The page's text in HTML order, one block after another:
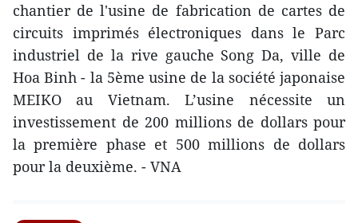
chantier de l'usine de fabrication de cartes de
circuits imprimés électroniques dans le Parc
industriel de la rive gauche Song Da, ville de
Hoa Binh - la 5ème usine de la société japonaise
MEIKO au Vietnam. L’usine nécessite un
investissement de 200 millions de dollars pour
la première phase et 500 millions de dollars
pour la deuxième. - VNA